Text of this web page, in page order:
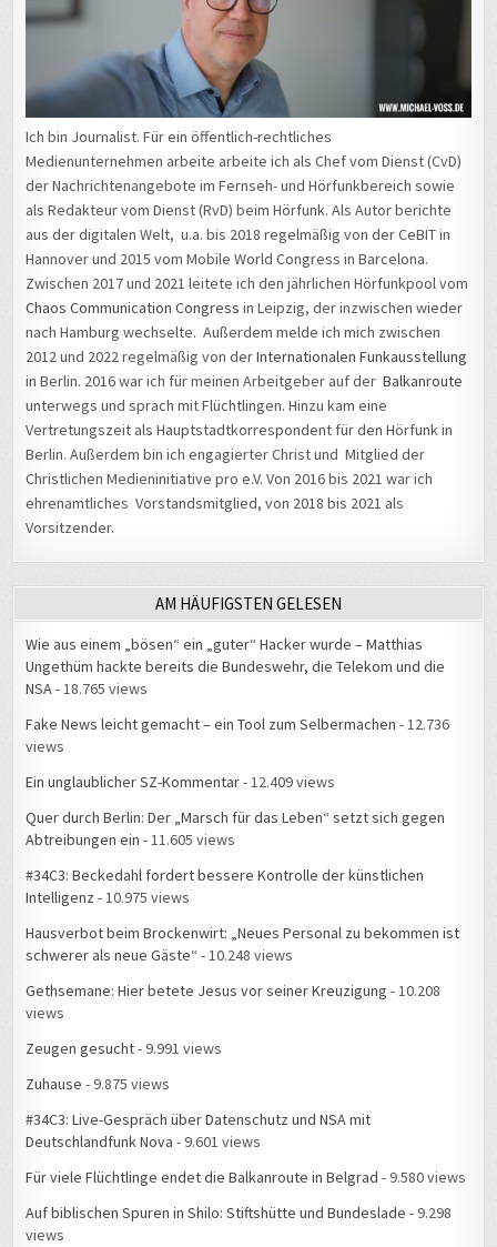
Ich bin Journalist. Für ein öffentlich-rechtliches
Medienunternehmen arbeite arbeite ich als Chef vom Dienst (CvD)
der Nachrichtenangebote im Fernseh- und Hörfunkbereich sowie
als Redakteur vom Dienst (RvD) beim Hörfunk. Als Autor berichte
aus der digitalen Welt, u.a. bis 2018 regelmäßig von der CeBIT in
Hannover und 2015 vom Mobile World Congress in Barcelona.
Zwischen 2017 und 2021 leitete ich den jährlichen Hörfunkpool vom
Chaos Communication Congress in Leipzig, der inzwischen wieder
nach Hamburg wechselte. Außerdem melde ich mich zwischen
2012 und 2022 regelmäßig von derInternationalen Funkausstellung
in Berlin. 2016 war ich für meinen Arbeitgeber auf derBalkanroute
unterwegs und sprach mit Flüchtlingen. Hinzu kam eine
Vertretungszeit als Hauptstadtkorrespondent für den Hörfunk in
Berlin. Außerdem bin ich engagierter Christ und Mitglied der
Christlichen Medieninitiative pro e.V. Von 2016 bis 2021 war ich
ehrenamtliches Vorstandsmitglied, von 2018 bis 2021 als
Vorsitzender.
AM HÄUFIGSTEN GELESEN
Wie aus einem „bösen“ ein „guter“ Hacker wurde – Matthias
Ungethüm hackte bereits die Bundeswehr, die Telekom und die
NSA- 18.765 views
Fake News leicht gemacht – ein Tool zum Selbermachen - 12.736
views
Ein unglaublicher SZ-Kommentar- 12.409 views
Quer durch Berlin: Der „Marsch für das Leben“ setzt sich gegen
Abtreibungen ein - 11.605 views
#34C3: Beckedahl fordert bessere Kontrolle der künstlichen
Intelligenz - 10.975 views
Hausverbot beim Brockenwirt: „Neues Personal zu bekommen ist
schwerer als neue Gäste“ - 10.248 views
Gethsemane: Hier betete Jesus vor seiner Kreuzigung - 10.208
views
Zeugen gesucht- 9.991 views
Zuhause - 9.875 views
#34C3: Live-Gespräch über Datenschutz und NSA mit
Deutschlandfunk Nova - 9.601 views
Für viele Flüchtlinge endet die Balkanroute in Belgrad - 9.580 views
Auf biblischen Spuren in Shilo: Stiftshütte und Bundeslade - 9.298
views